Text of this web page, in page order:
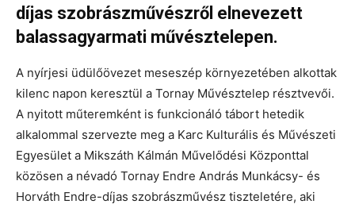
díjas szobrászművészről elnevezett
balassagyarmati művésztelepen.
A nyírjesi üdülőövezet meseszép környezetében alkottak
kilenc napon keresztül a Tornay Művésztelep résztvevői.
A nyitott műteremként is funkcionáló tábort hetedik
alkalommal szervezte meg a Karc Kulturális és Művészeti
Egyesület a Mikszáth Kálmán Művelődési Központtal
közösen a névadó Tornay Endre András Munkácsy- és
Horváth Endre-díjas szobrászművész tiszteletére, aki